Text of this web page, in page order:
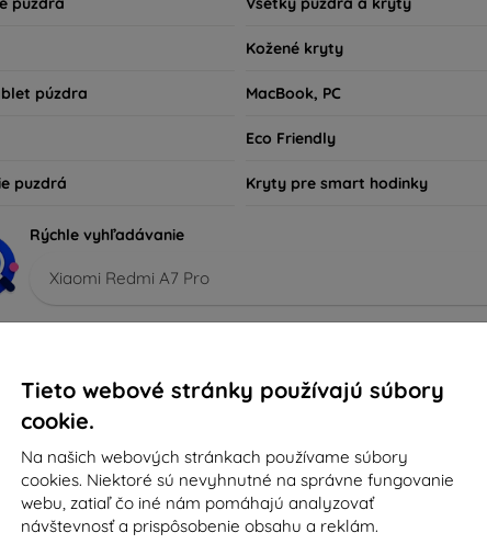
Tieto webové stránky používajú súbory
cookie.
Na našich webových stránkach používame súbory
cookies. Niektoré sú nevyhnutné na správne fungovanie
webu, zatiaľ čo iné nám pomáhajú analyzovať
návštevnosť a prispôsobenie obsahu a reklám.
Kožené kryty
púzdra MacBook, PC
Eco Friendly
puzdrá Kryty pre smart hodinky
Rýchle vyhľadávanie
Xiaomi Redmi A7 Pro